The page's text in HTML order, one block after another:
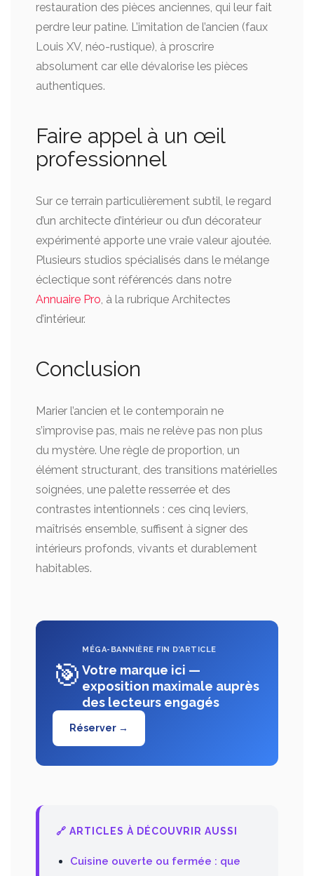
restauration des pièces anciennes, qui leur fait
perdre leur patine. L’imitation de l’ancien (faux
Louis XV, néo-rustique), à proscrire
absolument car elle dévalorise les pièces
authentiques.
Faire appel à un œil
professionnel
Sur ce terrain particulièrement subtil, le regard
d’un architecte d’intérieur ou d’un décorateur
expérimenté apporte une vraie valeur ajoutée.
Plusieurs studios spécialisés dans le mélange
éclectique sont référencés dans notre
Annuaire Pro, à la rubrique Architectes
d’intérieur.
Conclusion
Marier l’ancien et le contemporain ne
s’improvise pas, mais ne relève pas non plus
du mystère. Une règle de proportion, un
élément structurant, des transitions matérielles
soignées, une palette resserrée et des
contrastes intentionnels : ces cinq leviers,
maîtrisés ensemble, suffisent à signer des
intérieurs profonds, vivants et durablement
habitables.
🎯
MÉGA-BANNIÈRE FIN D’ARTICLE
Votre marque ici —
exposition maximale auprès
des lecteurs engagés
Réserver →
🔗 ARTICLES À DÉCOUVRIR AUSSI
Cuisine ouverte ou fermée : que